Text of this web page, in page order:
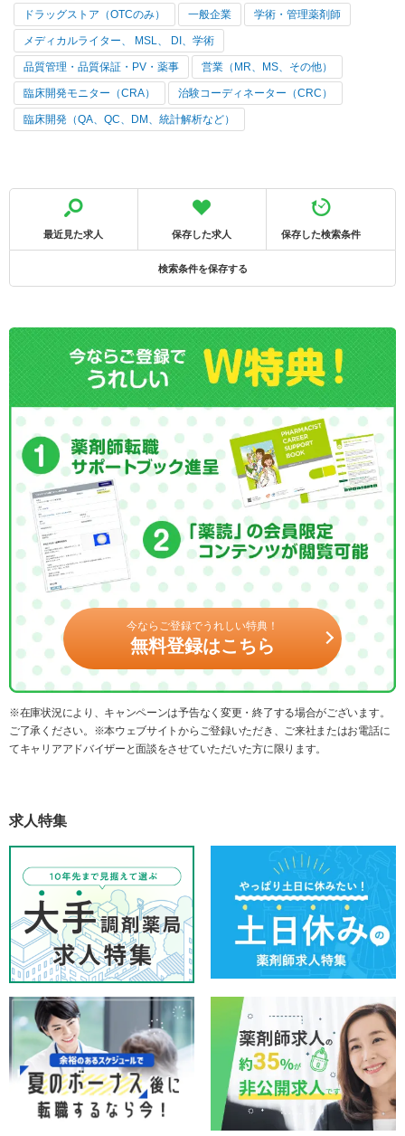
ドラッグストア（OTCのみ） 一般企業 学術・管理薬剤師
メディカルライター、 MSL、 DI、学術
品質管理・品質保証・PV・薬事 営業（MR、MS、その他）
臨床開発モニター（CRA） 治験コーディネーター（CRC）
臨床開発（QA、QC、DM、統計解析など）
最近見た求人 保存した求人 保存した検索条件
検索条件を保存する
今ならご登録でうれしい特典！
無料登録はこちら
※在庫状況により、キャンペーンは予告なく変更・終了する場合がございます。
ご了承ください。※本ウェブサイトからご登録いただき、ご来社またはお電話に
てキャリアアドバイザーと面談をさせていただいた方に限ります。
求人特集